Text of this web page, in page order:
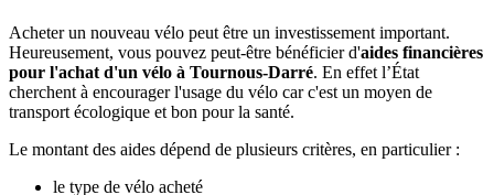
Acheter un nouveau vélo peut être un investissement important.
Heureusement, vous pouvez peut-être bénéficier d'aides financières
pour l'achat d'un vélo à Tournous-Darré. En effet l’État
cherchent à encourager l'usage du vélo car c'est un moyen de
transport écologique et bon pour la santé.
Le montant des aides dépend de plusieurs critères, en particulier :
le type de vélo acheté